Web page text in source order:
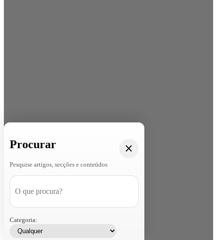
Procurar
Pesquise artigos, secções e conteúdos
Categoria: